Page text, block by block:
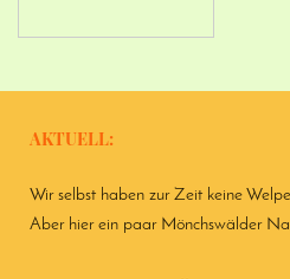
AKTUELL:
Wir selbst haben zur Zeit keine
Aber hier ein paar Mönchswälder